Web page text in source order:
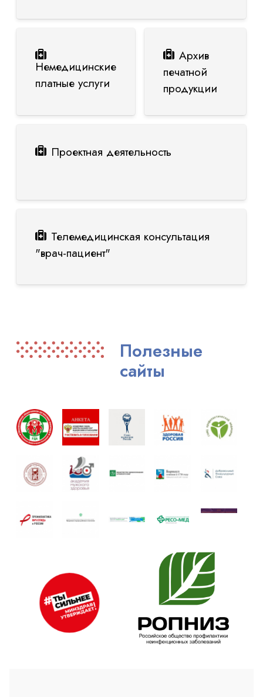
Немедицинские
платные услуги
Архив
печатной
продукции
Проектная деятельность
Телемедицинская консультация
"врач-пациент"
Полезные
сайты